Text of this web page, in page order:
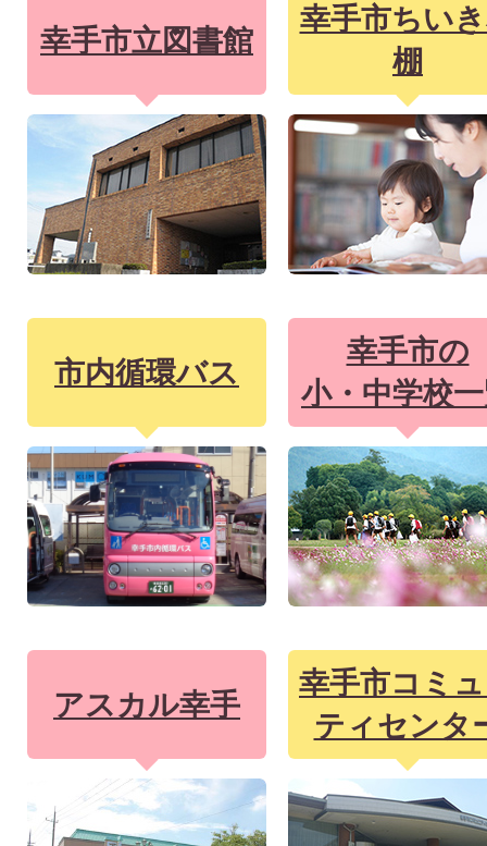
幸手市立図書館
幸手市ちい
棚
市内循環バス
幸手市の
小・中学校
アスカル幸手
幸手市コミ
ティセンタ